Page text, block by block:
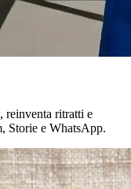
reinventa ritratti e
Storie e WhatsApp.